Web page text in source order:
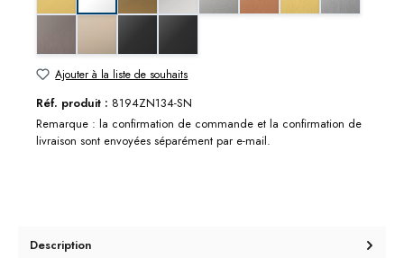
Ajouter à la liste de souhaits
Réf. produit : 8194ZN134-SN
Remarque : la confirmation de commande et la confirmation de
livraison sont envoyées séparément par e-mail.
Description